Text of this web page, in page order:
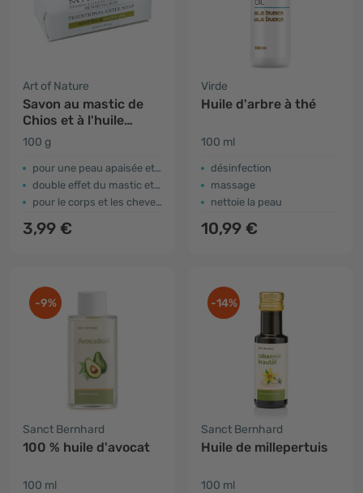
Art of Nature
Savon au mastic de
Chios et à l'huile
d'olive
100 g
pour une peau apaisée et nourrie
double effet du mastic et de l'huile d'olive
pour le corps et les cheveux
3,99 €
Virde
Huile d'arbre à thé
100 ml
désinfection
massage
nettoie la peau
10,99 €
-9%
Sanct Bernhard
100 % huile d'avocat
100 ml
-14%
Sanct Bernhard
Huile de millepertuis
100 ml